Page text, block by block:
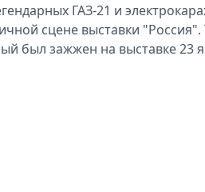
ГАЗ-21 и
сцене выставки
был зажжен на выставке 23